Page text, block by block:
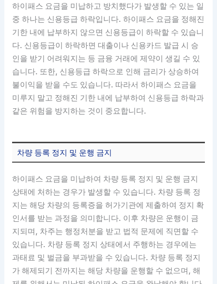
하이패스 요금을 미납하고 방치했다가 발생할 수 있는 일
중 하나는 신용등급 하락입니다. 하이패스 요금을 정해진
기한 내에 납부하지 않으면 신용등급이 하락할 수 있습니
다. 신용등급이 하락하면 대출이나 신용카드 발급 시 승
인을 받기 어려워지는 등 금융 거래에 제약이 생길 수 있
습니다. 또한, 신용등급 하락으로 인해 금리가 상승하여
불이익을 받을 수도 있습니다. 따라서 하이패스 요금을
미루지 말고 정해진 기한 내에 납부하여 신용등급 하락과
같은 위험을 방지하는 것이 중요합니다.
차량 등록 정지 및 운행 금지
하이패스 요금을 미납하여 차량 등록 정지 및 운행 금지
상태에 처하는 경우가 발생할 수 있습니다. 차량 등록 정
지는 해당 차량의 등록증을 허가기관에 제출하여 정지 확
인서를 받는 과정을 의미합니다. 이후 차량은 운행이 금
지되며, 차주는 행정처분을 받고 법적 문제에 직면할 수
있습니다. 차량 등록 정지 상태에서 주행하는 경우에는
과태료 및 벌금을 부과받을 수 있습니다. 차량 등록 정지
가 해제되기 전까지는 해당 차량을 운행할 수 없으며, 해